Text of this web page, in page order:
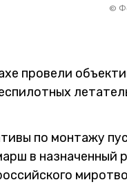
©
провели
по монтажу
в назначенный